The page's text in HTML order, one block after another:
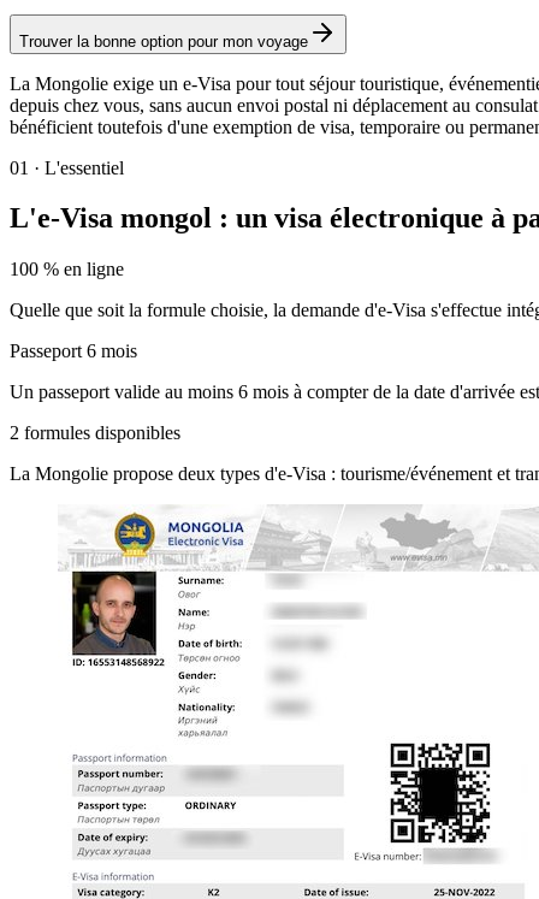
Trouver la bonne option pour mon voyage
La Mongolie exige un e-Visa pour tout séjour touristique,
depuis chez vous, sans aucun envoi postal ni déplacement au
bénéficient toutefois d'une exemption de visa, temporaire ou
01 · L'essentiel
L'e-Visa mongol : un visa électronique à
100 % en ligne
Quelle que soit la formule choisie, la demande d'e-Visa s'effectue
Passeport 6 mois
Un passeport valide au moins 6 mois à compter de la date d'arrivée
2 formules disponibles
La Mongolie propose deux types d'e-Visa : tourisme/événement et